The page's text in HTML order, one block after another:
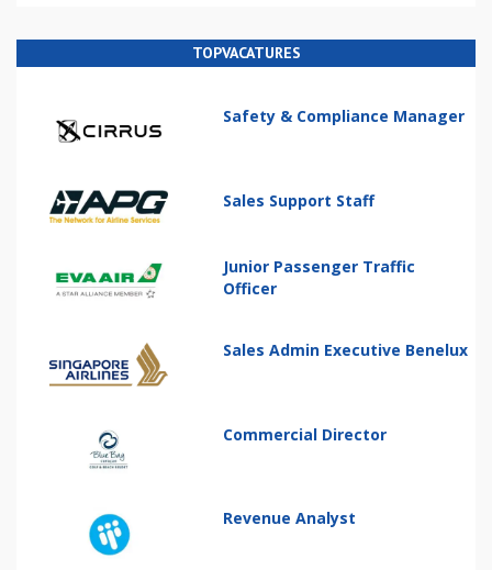
TOPVACATURES
Safety & Compliance Manager
Sales Support Staff
Junior Passenger Traffic
Officer
Sales Admin Executive Benelux
Commercial Director
Revenue Analyst